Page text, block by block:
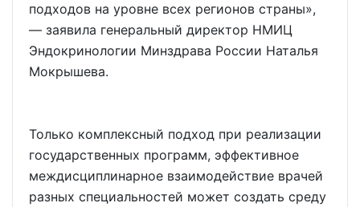
подходов на уровне всех регионов страны»,
— заявила генеральный директор НМИЦ
Эндокринологии Минздрава России Наталья
Мокрышева.
Только комплексный подход при реализации
государственных программ, эффективное
междисциплинарное взаимодействие врачей
разных специальностей может создать среду